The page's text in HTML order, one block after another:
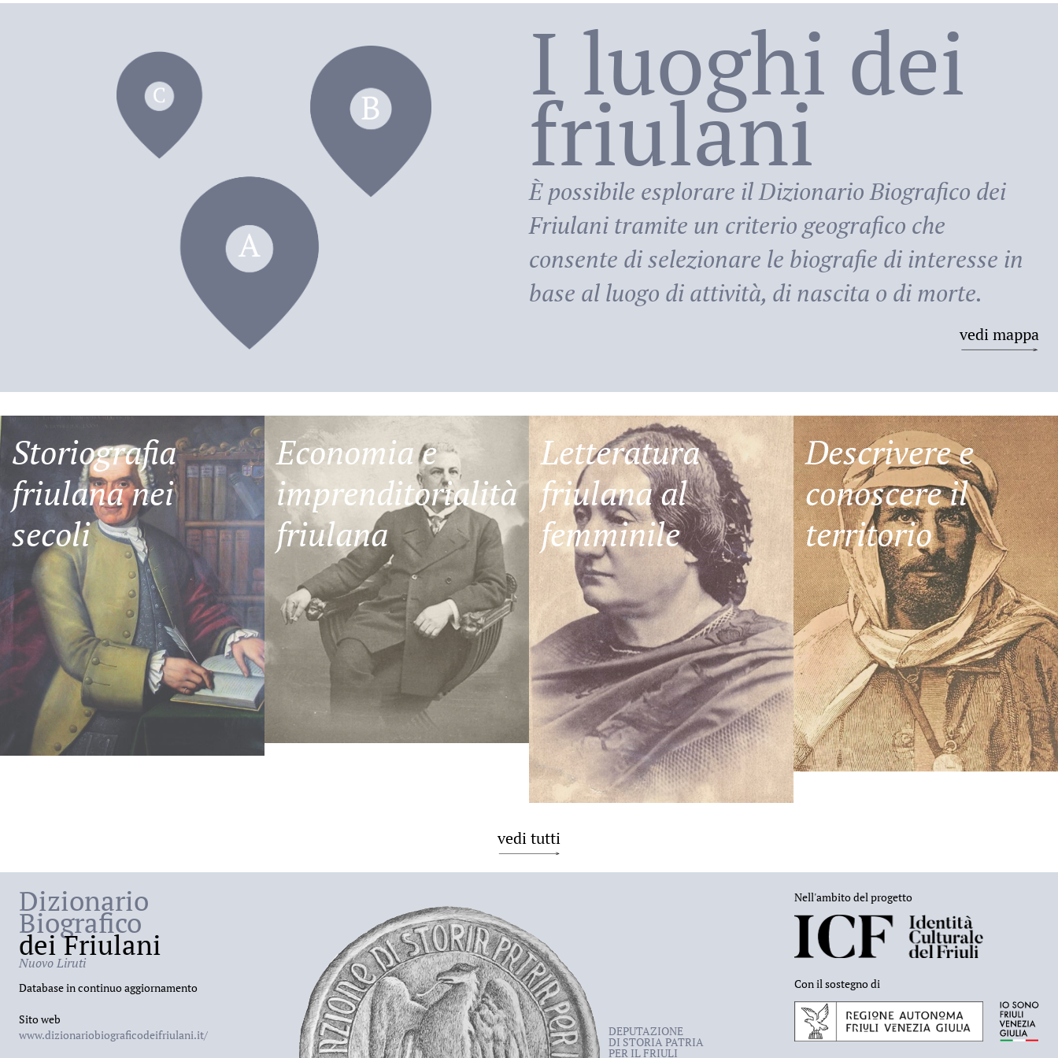
dei Friulani
I luoghi dei
friulani
È possibile esplorare ilDizionario Biografico dei
Friulani tramite un criterio geografico che
consente di selezionare le biografie di interesse in
base al luogo di attività, di nascita o di morte.
vedi mappa
Storiografia
friulana nei
secoli
Economia e
imprenditorialità
friulana
Letteratura
friulana al
femminile
Descrivere e
conoscere il
territorio
vedi tutti
Dizionario
Biografico
dei Friulani
Nuovo Liruti
Database in continuo aggiornamento
Sito web
www.dizionariobiograficodeifriulani.it/
DEPUTAZIONE
DI STORIA PATRIA
PER IL FRIULI
Nell'ambito del progetto
Con il sostegno di